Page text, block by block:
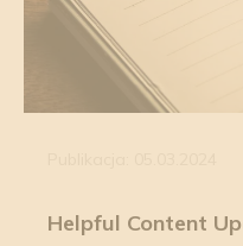
Helpful Content